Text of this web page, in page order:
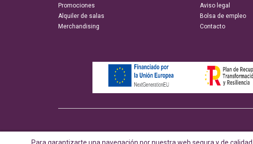
Promociones
Alquiler de salas
Merchandising
Aviso legal
Bolsa de empleo
Contacto